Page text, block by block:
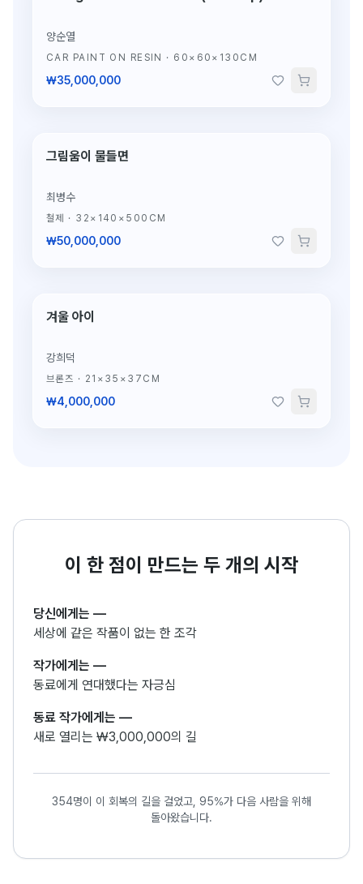
양순열
CAR PAINT ON RESIN · 60×60×130CM
₩35,000,000
단 1점뿐인 조각
그림움이 물들면
최병수
철제 · 32×140×500CM
₩50,000,000
단 1점뿐인 조각
겨울 아이
강희덕
브론즈 · 21×35×37CM
₩4,000,000
이 한 점이 만드는 두 개의 시작
당신에게는 —
세상에 같은 작품이 없는 한 조각
작가에게는 —
동료에게 연대했다는 자긍심
동료 작가에게는 —
새로 열리는 ₩3,000,000의 길
354명이 이 회복의 길을 걸었고, 95%가 다음 사람을 위해
돌아왔습니다.